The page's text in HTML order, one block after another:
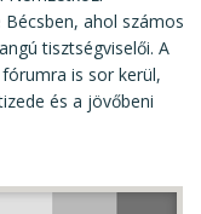
ahol számos
tisztségviselői. A
is sor kerül,
és a jövőbeni